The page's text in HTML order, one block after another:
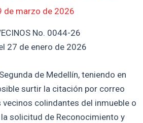
de marzo de 2026
No. 0044-26
27 de enero de 2026
de Medellín, teniendo en
surtir la citación por correo
colindantes del inmueble o
solicitud de Reconocimiento y